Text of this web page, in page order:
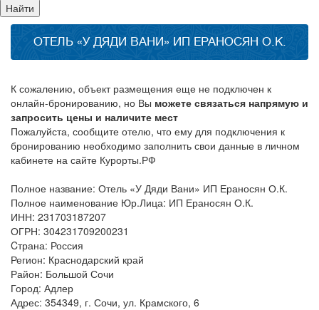
Найти
ОТЕЛЬ «У ДЯДИ ВАНИ» ИП ЕРАНОСЯН О.К.
К сожалению, объект размещения еще не подключен к
онлайн-бронированию, но Вы можете связаться напрямую и
запросить цены и наличите мест
Пожалуйста, сообщите отелю, что ему для подключения к
бронированию необходимо заполнить свои данные в личном
кабинете на сайте Курорты.РФ
Полное название: Отель «У Дяди Вани» ИП Ераносян О.К.
Полное наименование Юр.Лица: ИП Ераносян О.К.
ИНН: 231703187207
ОГРН: 304231709200231
Cтрана: Россия
Регион: Краснодарский край
Район: Большой Сочи
Город: Адлер
Адрес: 354349, г. Сочи, ул. Крамского, 6